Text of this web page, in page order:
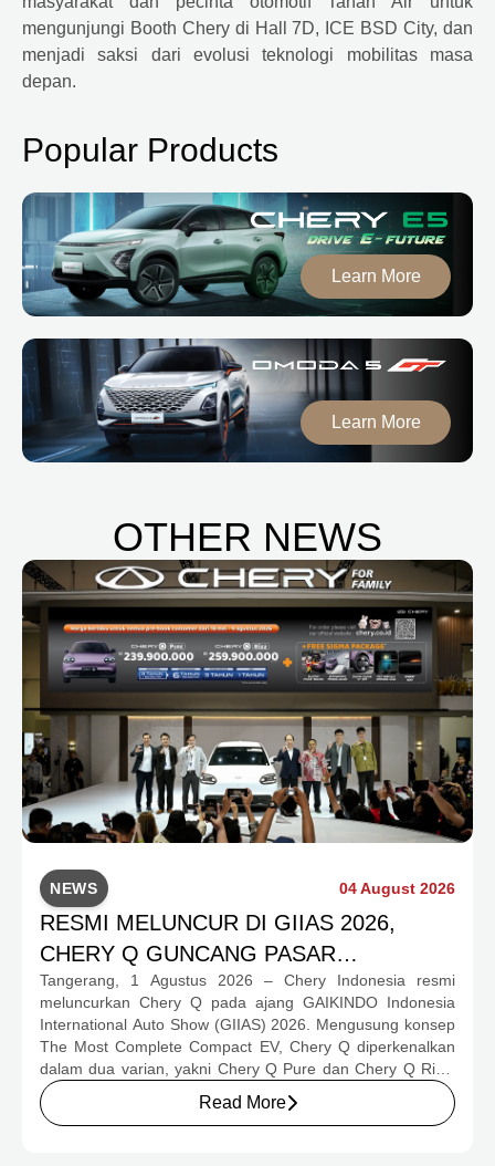
mengunjungi Booth Chery di Hall 7D, ICE BSD City, dan
menjadi saksi dari evolusi teknologi mobilitas masa
depan.
Popular Products
Learn More
Learn More
OTHER NEWS
NEWS 04 August 2026
RESMI MELUNCUR DI GIIAS 2026,
CHERY Q GUNCANG PASAR
OTOMOTIF MELALUI HARGA SPESIAL
MULAI RP239,9 JUTA
Tangerang, 1 Agustus 2026 – Chery Indonesia resmi
meluncurkan Chery Q pada ajang GAIKINDO Indonesia
International Auto Show (GIIAS) 2026. Mengusung konsep
The Most Complete Compact EV, Chery Q diperkenalkan
dalam dua varian, yakni Chery Q Pure dan Chery Q Rizz,
untuk mengakomodasi kebutuhan mobilitas serta
preferensi konsumen yang berbeda.
Read More